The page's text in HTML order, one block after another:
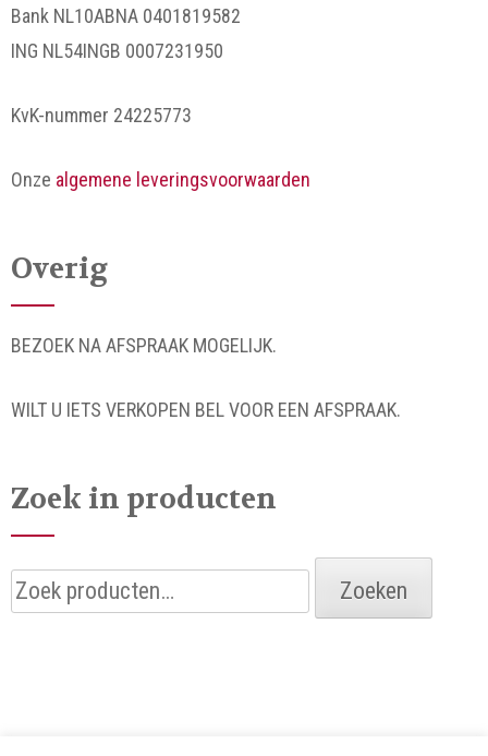
Bank NL10ABNA 0401819582
ING NL54INGB 0007231950
KvK-nummer 24225773
Onze algemene leveringsvoorwaarden
Overig
BEZOEK NA AFSPRAAK MOGELIJK.
WILT U IETS VERKOPEN BEL VOOR EEN AFSPRAAK.
Zoek in producten
Zoeken
naar:
Zoeken